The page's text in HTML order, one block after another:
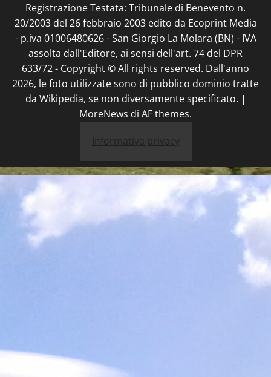
Registrazione Testata: Tribunale di Benevento n.
20/2003 del 26 febbraio 2003 edito da Ecoprint Media
- p.iva 01006480626 - San Giorgio La Molara (BN) - IVA
assolta dall'Editore, ai sensi dell'art. 74 del DPR
633/72 - Copyright © All rights reserved. Dall'anno
2026, le foto utilizzate sono di pubblico dominio tratte
da Wikipedia, se non diversamente specificato. |
MoreNews di AF themes.
Informativa privacy